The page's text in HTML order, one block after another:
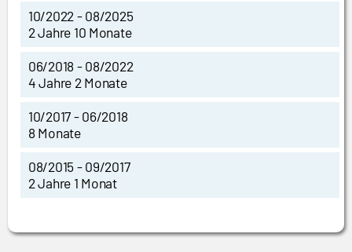
10/2022 - 08/2025
2 Jahre 10 Monate
06/2018 - 08/2022
4 Jahre 2 Monate
10/2017 - 06/2018
8 Monate
08/2015 - 09/2017
2 Jahre 1 Monat